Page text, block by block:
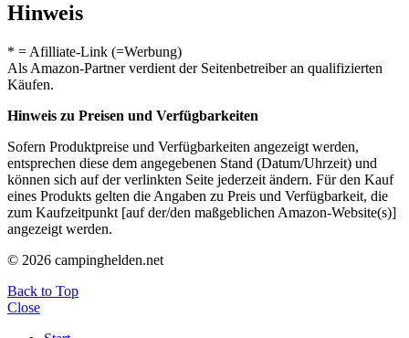
Hinweis
* = Afilliate-Link (=Werbung)
Als Amazon-Partner verdient der Seitenbetreiber an qualifizierten
Käufen.
Hinweis zu Preisen und Verfügbarkeiten
Sofern Produktpreise und Verfügbarkeiten angezeigt werden,
entsprechen diese dem angegebenen Stand (Datum/Uhrzeit) und
können sich auf der verlinkten Seite jederzeit ändern. Für den Kauf
eines Produkts gelten die Angaben zu Preis und Verfügbarkeit, die
zum Kaufzeitpunkt [auf der/den maßgeblichen Amazon-Website(s)]
angezeigt werden.
© 2026 campinghelden.net
Back to Top
Close